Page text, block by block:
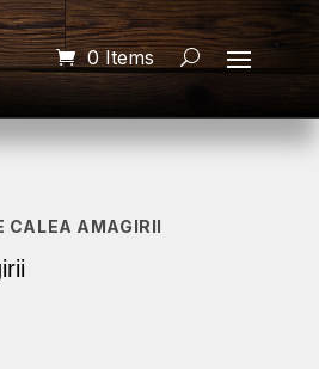
0 Items
CALEA AMAGIRII